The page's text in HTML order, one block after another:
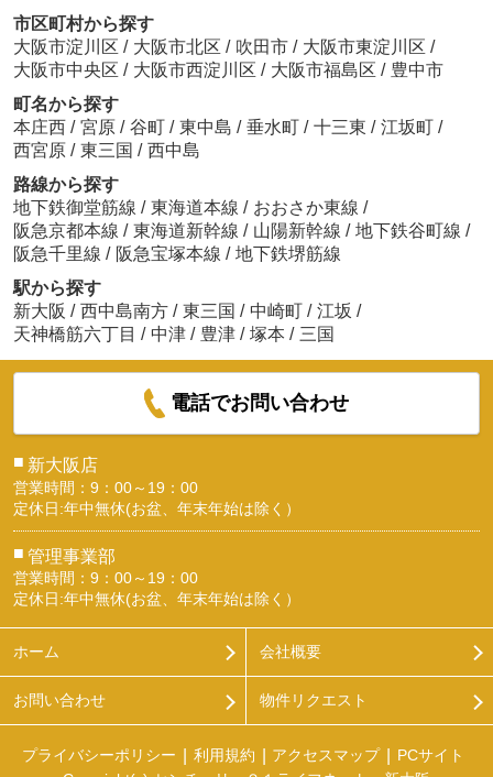
市区町村から探す
大阪市淀川区 / 大阪市北区 / 吹田市 / 大阪市東淀川区 /
大阪市中央区 / 大阪市西淀川区 / 大阪市福島区 / 豊中市
町名から探す
本庄西 / 宮原 / 谷町 / 東中島 / 垂水町 / 十三東 / 江坂町 /
西宮原 / 東三国 / 西中島
路線から探す
地下鉄御堂筋線 / 東海道本線 / おおさか東線 /
阪急京都本線 / 東海道新幹線 / 山陽新幹線 / 地下鉄谷町線 /
阪急千里線 / 阪急宝塚本線 / 地下鉄堺筋線
駅から探す
新大阪 / 西中島南方 / 東三国 / 中崎町 / 江坂 /
天神橋筋六丁目 / 中津 / 豊津 / 塚本 / 三国
電話でお問い合わせ
■ 新大阪店
営業時間：9：00～19：00
定休日:年中無休(お盆、年末年始は除く）
■ 管理事業部
営業時間：9：00～19：00
定休日:年中無休(お盆、年末年始は除く）
ホーム 会社概要
お問い合わせ 物件リクエスト
プライバシーポリシー 利用規約 アクセスマップ
PCサイト